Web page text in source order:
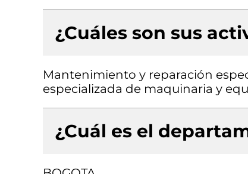
¿Cuáles son sus
Mantenimiento y reparación
especializada de maquinaria y
¿Cuál es el